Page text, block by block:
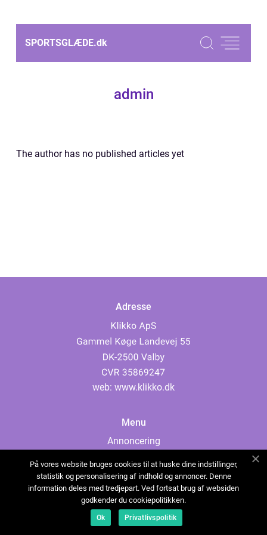
SPORTSGLÆDE.dk
admin
The author has no published articles yet
Adresse
web: www.klikko.dk
Menu
Annoncering
Cookies
Kontakt os
Sitemap
På vores website bruges cookies til at huske dine indstillinger,
statistik og personalisering af indhold og annoncer. Denne
information deles med tredjepart. Ved fortsat brug af websiden
godkender du cookiepolitikken.
Ok Privatlivspolitik